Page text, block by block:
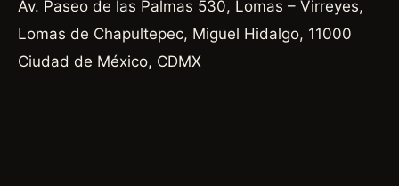
Av. Paseo de las Palmas 530, Lomas – Virreyes,
Lomas de Chapultepec, Miguel Hidalgo, 11000
Ciudad de México, CDMX